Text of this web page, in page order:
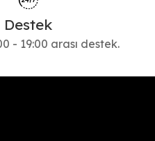
Destek
- 19:00 arası destek.